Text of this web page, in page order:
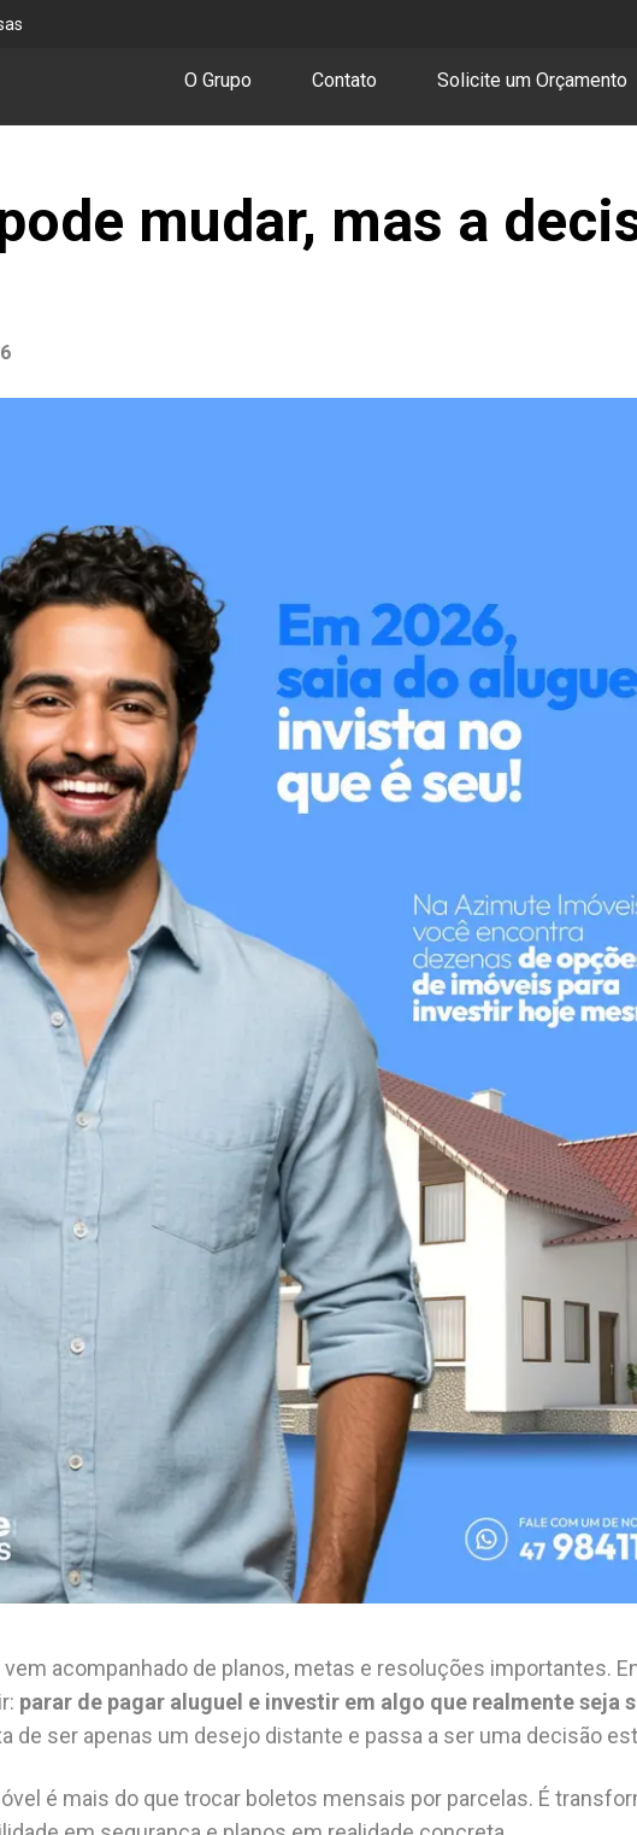
O Grupo Contato Solicite um Orçamento
mudar, mas a
vem acompanhado de planos, metas e resoluções importantes.
parar de pagar aluguel e investir em algo que realmente seja
de ser apenas um desejo distante e passa a ser uma decisão
é mais do que trocar boletos mensais por parcelas. É